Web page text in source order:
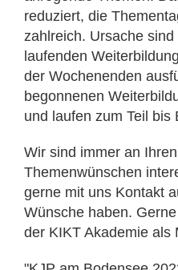
reduziert, die
zahlreich. Ursache
laufenden
der Wochenenden
begonnenen
und laufen zum Teil bis
Wir sind immer an
Themenwünschen
gerne mit uns Kontakt
Wünsche haben.
der KIKT Akademie als